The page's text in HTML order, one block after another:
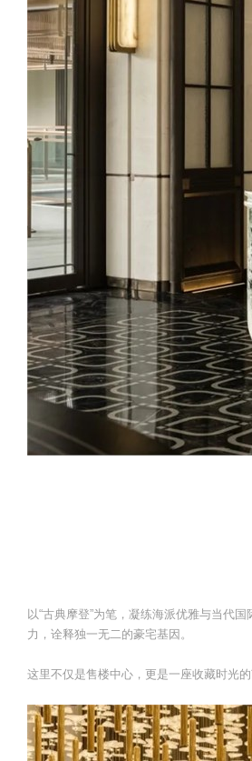
以“古典摩登”为笔，凝练海派优雅与当代
力，诠释独一无二的豪宅基因。
这里不仅是售楼中心，更是一座收藏时光